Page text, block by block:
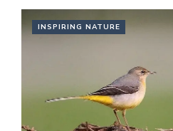
INSPIRING NATURE